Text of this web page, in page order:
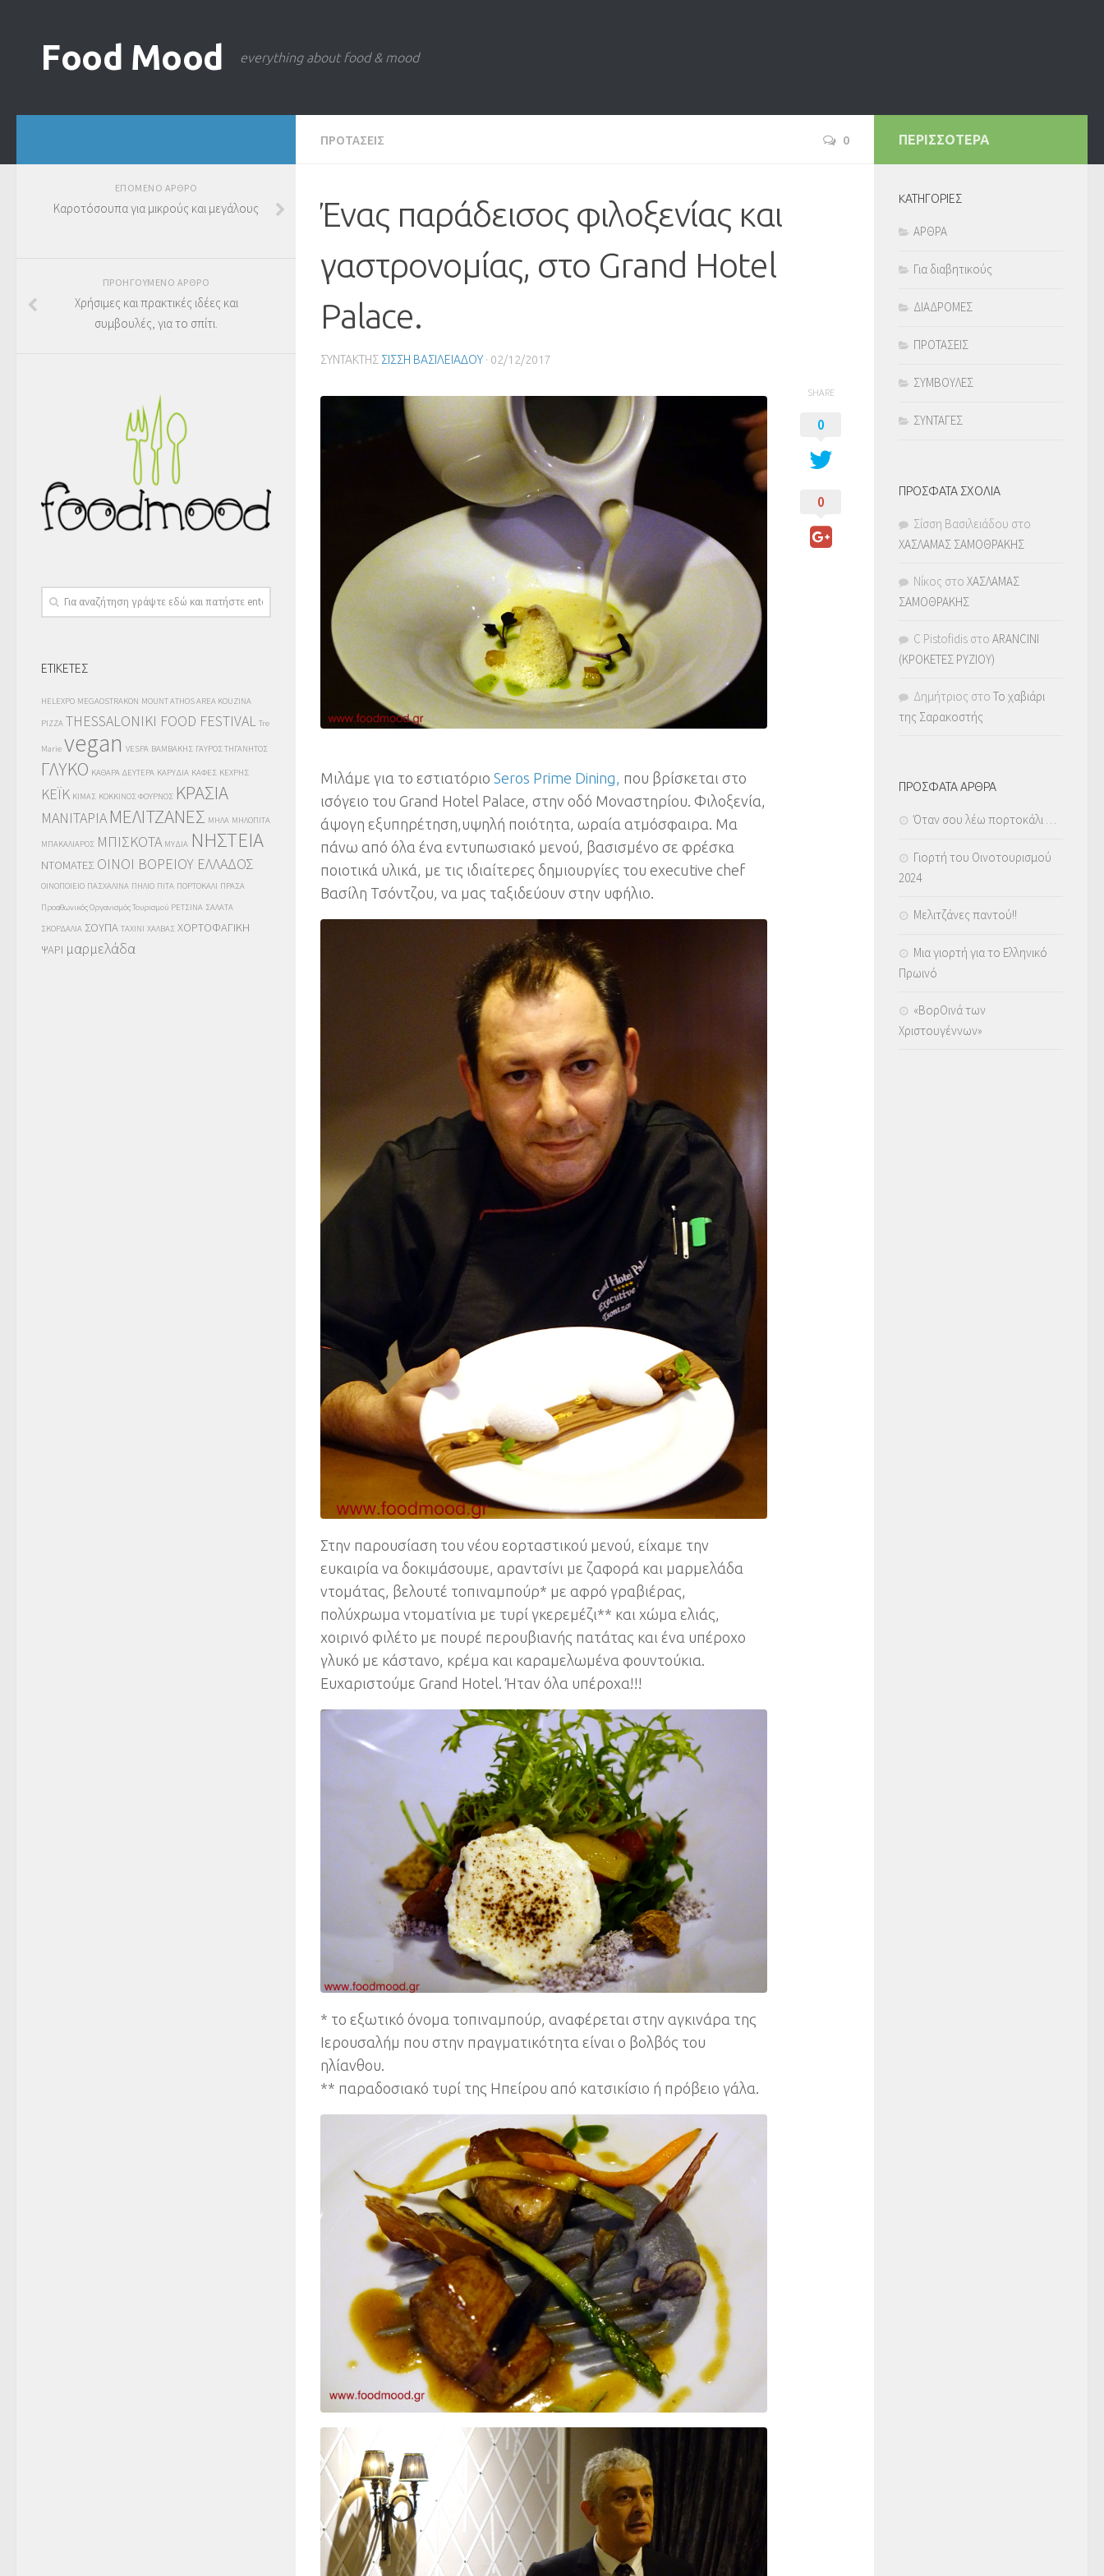
Food Mood everything about food & mood
ΠΡΟΤΑΣΕΙΣ 0
Ένας παράδεισος φιλοξενίας και
γαστρονομίας, στο Grand Hotel
Palace.
ΣΥΝΤΑΚΤΗΣ ΣΙΣΣΗ ΒΑΣΙΛΕΙΑΔΟΥ · 02/12/2017
Μιλάμε για το εστιατόριο Seros Prime Dining, που βρίσκεται στο
ισόγειο του Grand Hotel Palace, στην οδό Μοναστηρίου. Φιλοξενία,
άψογη εξυπηρέτηση,υψηλή ποιότητα, ωραία ατμόσφαιρα. Μα
πάνω από όλα ένα εντυπωσιακό μενού, βασισμένο σε φρέσκα
ποιοτικά υλικά, με τις ιδιαίτερες δημιουργίες του executive chef
Βασίλη Τσόντζου, να μας ταξιδεύουν στην υφήλιο.
Στην παρουσίαση του νέου εορταστικού μενού, είχαμε την
ευκαιρία να δοκιμάσουμε, αραντσίνι με ζαφορά και μαρμελάδα
ντομάτας, βελουτέ τοπιναμπούρ* με αφρό γραβιέρας,
πολύχρωμα ντοματίνια με τυρί γκερεμέζι** και χώμα ελιάς,
χοιρινό φιλέτο με πουρέ περουβιανής πατάτας και ένα υπέροχο
γλυκό με κάστανο, κρέμα και καραμελωμένα φουντούκια.
Ευχαριστούμε Grand Hotel. Ήταν όλα υπέροχα!!!
* το εξωτικό όνομα τοπιναμπούρ, αναφέρεται στην αγκινάρα της
Ιερουσαλήμ που στην πραγματικότητα είναι ο βολβός του
ηλίανθου.
** παραδοσιακό τυρί της Ηπείρου από κατσικίσιο ή πρόβειο γάλα.
SHARE
0
0
ΕΠΟΜΕΝΟ ΑΡΘΡΟ
Καροτόσουπα για μικρούς και μεγάλους
ΠΡΟΗΓΟΥΜΕΝΟ ΑΡΘΡΟ
Χρήσιμες και πρακτικές ιδέες και
συμβουλές, για το σπίτι.
ΕΤΙΚΕΤΕΣ
HELEXPO MEGAOSTRAKON MOUNT ATHOS AREA KOUZINA
PIZZA THESSALONIKI FOOD FESTIVAL Tre
Marie vegan VESPA ΒΑΜΒΑΚΗΣ ΓΑΥΡΟΣ ΤΗΓΑΝΗΤΟΣ
ΓΛΥΚΟ ΚΑΘΑΡΑ ΔΕΥΤΕΡΑ ΚΑΡΥΔΙΑ ΚΑΦΕΣ ΚΕΧΡΗΣ
ΚΕΪΚ ΚΙΜΑΣ ΚΟΚΚΙΝΟΣ ΦΟΥΡΝΟΣ ΚΡΑΣΙΑ
ΜΑΝΙΤΑΡΙΑ ΜΕΛΙΤΖΑΝΕΣ ΜΗΛΑ ΜΗΛΟΠΙΤΑ
ΜΠΑΚΑΛΙΑΡΟΣ ΜΠΙΣΚΟΤΑ ΜΥΔΙΑ ΝΗΣΤΕΙΑ
ΝΤΟΜΑΤΕΣ ΟΙΝΟΙ ΒΟΡΕΙΟΥ ΕΛΛΑΔΟΣ
ΟΙΝΟΠΟΙΕΙΟ ΠΑΣΧΑΛΙΝΑ ΠΗΛΙΟ ΠΙΤΑ ΠΟΡΤΟΚΑΛΙ ΠΡΑΣΑ
Προαθωνικός Οργανισμός Τουρισμού ΡΕΤΣΙΝΑ ΣΑΛΑΤΑ
ΣΚΟΡΔΑΛΙΑ ΣΟΥΠΑ ΤΑΧΙΝΙ ΧΑΛΒΑΣ ΧΟΡΤΟΦΑΓΙΚΗ
ΨΑΡΙ μαρμελάδα
ΠΕΡΙΣΣΟΤΕΡΑ
KΑΤΗΓΟΡΙΕΣ
ΑΡΘΡΑ
Για διαβητικούς
ΔΙΑΔΡΟΜΕΣ
ΠΡΟΤΑΣΕΙΣ
ΣΥΜΒΟΥΛΕΣ
ΣΥΝΤΑΓΕΣ
ΠΡΟΣΦΑΤΑ ΣΧΟΛΙΑ
Σίσση Βασιλειάδου στο
ΧΑΣΛΑΜΑΣ ΣΑΜΟΘΡΑΚΗΣ
Νίκος στο ΧΑΣΛΑΜΑΣ
ΣΑΜΟΘΡΑΚΗΣ
C Pistofidis στο ARANCINI
(ΚΡΟΚΕΤΕΣ ΡΥΖΙΟΥ)
Δημήτριος στο Το χαβιάρι
της Σαρακοστής
ΠΡΟΣΦΑΤΑ ΑΡΘΡΑ
Όταν σου λέω πορτοκάλι …
Γιορτή του Οινοτουρισμού
2024
Μελιτζάνες παντού!!
Μια γιορτή για το Ελληνικό
Πρωινό
«ΒορΟινά των
Χριστουγέννων»